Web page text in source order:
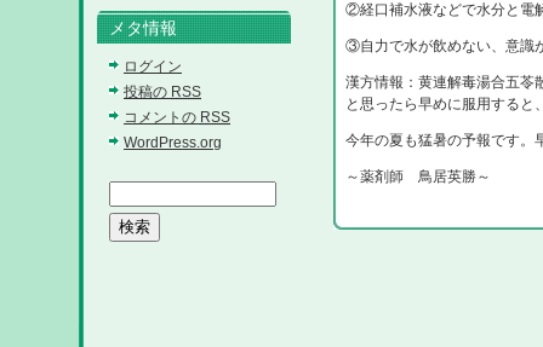
②経口補水液などで水分と電
③自力で水が飲めない、意識
漢方情報：黄連解毒湯合五苓
と思ったら早めに服用すると
今年の夏も猛暑の予報です。
～薬剤師 鳥居英勝～
メタ情報
ログイン
投稿の RSS
コメントの RSS
WordPress.org